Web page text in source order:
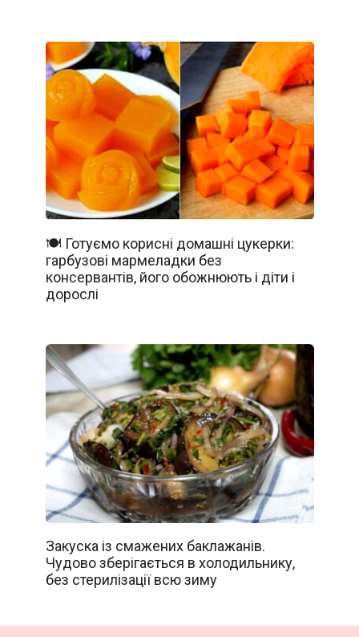
🍽️ Готуємо корисні домашні цукерки:
гарбузові мармеладки без
консервантів, його обожнюють і діти і
дорослі
Закуска із смажених баклажанів.
Чудово зберігається в холодильнику,
без стерилізації всю зиму